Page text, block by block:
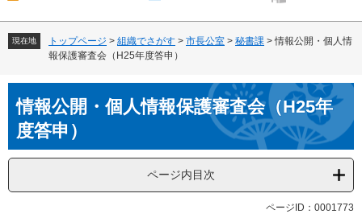
現在地 トップページ > 組織でさがす > 市長公室 > 秘書課 >情報公開・個人情
報保護審査会（H25年度答申）
文情報公開・個人情報保護審査会（H25年
度答申）
ページ内目次
ページID：0001773